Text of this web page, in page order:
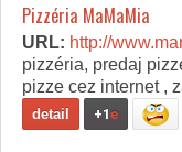
Pizzéria MaMaMia
URL: http://
pizzéria, predaj
pizze cez internet ,
detail +1e